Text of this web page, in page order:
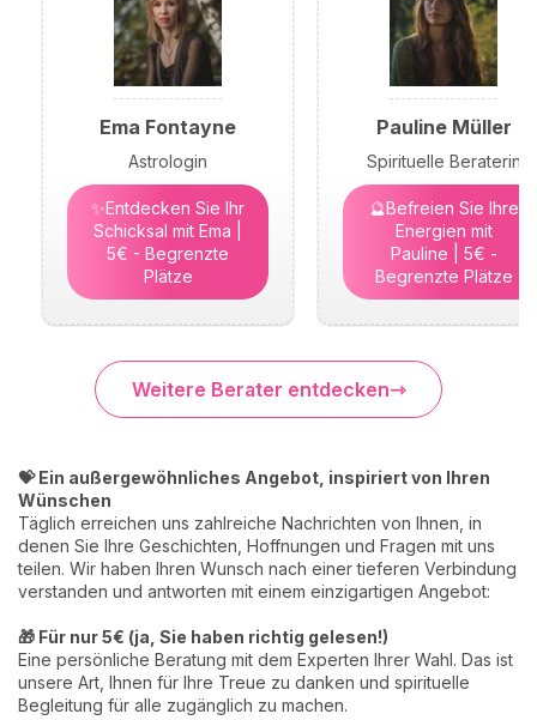
Ema Fontayne
Astrologin
✨Entdecken Sie Ihr
Schicksal mit Ema |
5€ - Begrenzte
Plätze
Pauline Müller
Spirituelle Beraterin
🔮Befreien Sie Ihre
Energien mit
Pauline | 5€ -
Begrenzte Plätze
Weitere Berater entdecken
💝 Ein außergewöhnliches Angebot, inspiriert von Ihren
Wünschen
Täglich erreichen uns zahlreiche Nachrichten von Ihnen, in
denen Sie Ihre Geschichten, Hoffnungen und Fragen mit uns
teilen. Wir haben Ihren Wunsch nach einer tieferen Verbindung
verstanden und antworten mit einem einzigartigen Angebot:
🎁 Für nur 5€ (ja, Sie haben richtig gelesen!)
Eine persönliche Beratung mit dem Experten Ihrer Wahl. Das ist
unsere Art, Ihnen für Ihre Treue zu danken und spirituelle
Begleitung für alle zugänglich zu machen.